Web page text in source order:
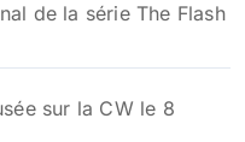
de la série The Flash
sur la CW le 8